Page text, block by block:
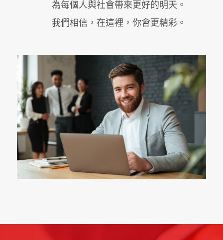
為每個人與社會帶來更好的明天。
我們相信，在這裡，你會更精彩。